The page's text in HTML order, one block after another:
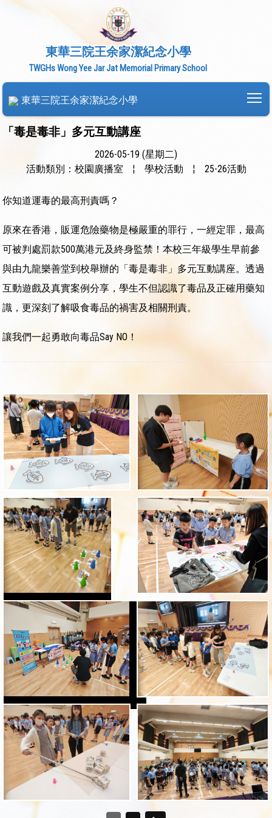
東華三院王余家潔紀念小學
TWGHs Wong Yee Jar Jat Memorial Primary School
東華三院王余家潔紀念小學
「毒是毒非」多元互動講座
2026-05-19 (星期二)
活動類別：校園廣播室
¦ 學校活動 ¦ 25-26活動
你知道運毒的最高刑責嗎？
原來在香港，販運危險藥物是極嚴重的罪行，一經定罪，最高
可被判處罰款500萬港元及終身監禁！本校三年級學生早前參
與由九龍樂善堂到校舉辦的「毒是毒非」多元互動講座。透過
互動遊戲及真實案例分享，學生不但認識了毒品及正確用藥知
識，更深刻了解吸食毒品的禍害及相關刑責。
讓我們一起勇敢向毒品Say NO！